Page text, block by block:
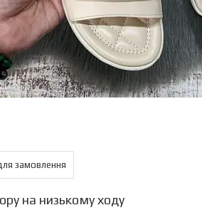
замовлення
на низькому ходу